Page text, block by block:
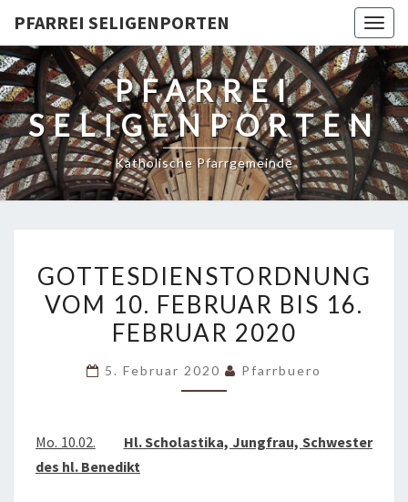
PFARREI SELIGENPORTEN
PFARREI
SELIGENPORTEN
Katholische Pfarrgemeinde
VOM
10.
FEBRUAR
16.
GOTTESDIENSTORDNUNG
VOM 10. FEBRUAR BIS 16.
FEBRUAR 2020
5. Februar 2020 Pfarrbuero
Mo. 10.02.
Hl. Scholastika, Jungfrau, Schwester
des hl. Benedikt